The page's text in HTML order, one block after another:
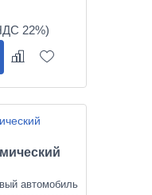
автомобиль